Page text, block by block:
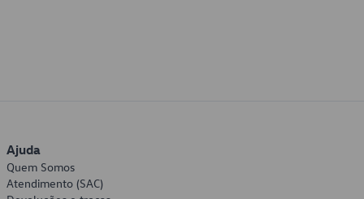
Ajuda
Quem Somos
Atendimento (SAC)